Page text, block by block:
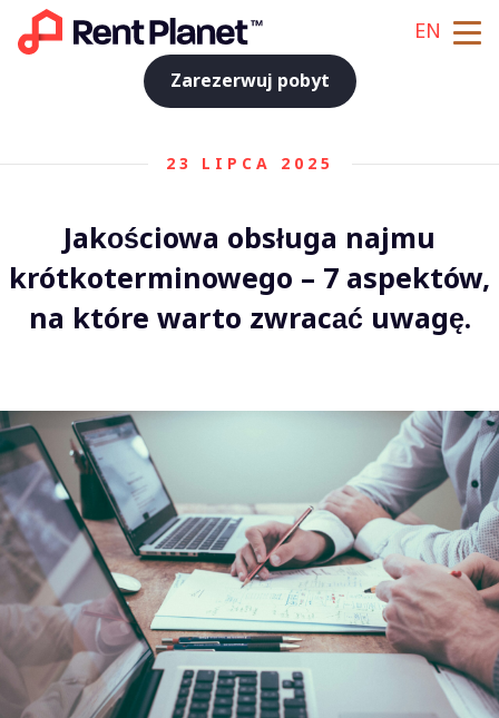
EN
Zarezerwuj pobyt
23 LIPCA 2025
Jakościowa obsługa najmu
krótkoterminowego – 7 aspektów,
na które warto zwracać uwagę.